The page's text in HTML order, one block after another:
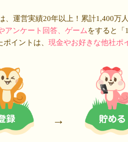
、運営実績20年以上！累計1,400万人
アンケート回答、ゲーム をすると「
ポイントは、 現金やお好きな他社ポ